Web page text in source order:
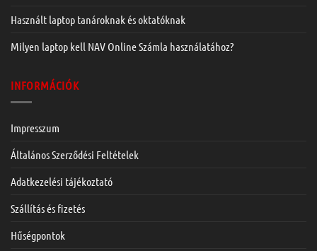
Használt laptop tanároknak és oktatóknak
Milyen laptop kell NAV Online Számla használatához?
INFORMÁCIÓK
Impresszum
Általános Szerződési Feltételek
Adatkezelési tájékoztató
Szállítás és fizetés
Hűségpontok